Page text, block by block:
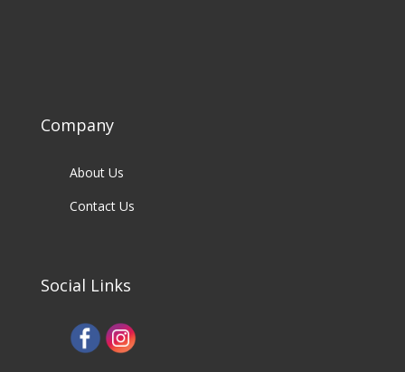
Company
About Us
Contact Us
Social Links